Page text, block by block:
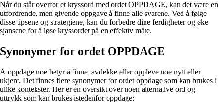
Når du står overfor et kryssord med ordet OPPDAGE, kan det være en
utfordrende, men givende oppgave å finne alle svarene. Ved å følge
disse tipsene og strategiene, kan du forbedre dine ferdigheter og øke
sjansene for å løse kryssordet på en effektiv måte.
Synonymer for ordet OPPDAGE
Å oppdage noe betyr å finne, avdekke eller oppleve noe nytt eller
ukjent. Det finnes flere synonymer for ordet oppdage som kan brukes i
ulike kontekster. Her er en oversikt over noen alternative ord og
uttrykk som kan brukes istedenfor oppdage: